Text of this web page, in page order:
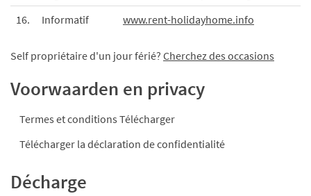
16.
Informatif www.rent-holidayhome.info
Self propriétaire d'un jour férié? Cherchez des occasions
Voorwaarden en privacy
Termes et conditions Télécharger
Télécharger la déclaration de confidentialité
Décharge